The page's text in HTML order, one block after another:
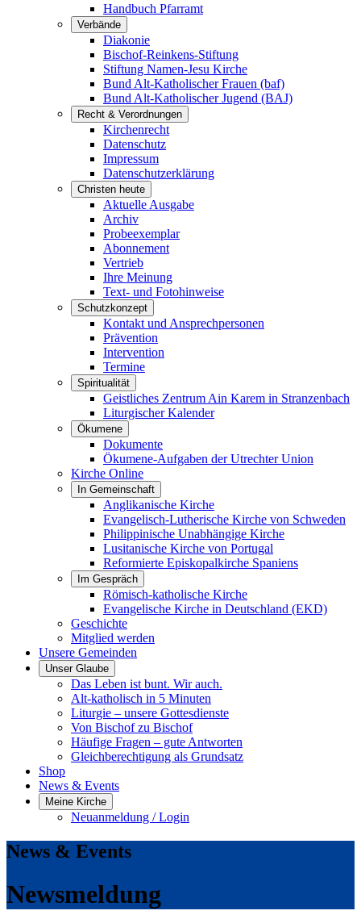
Handbuch Pfarramt
Verbände
Diakonie
Bischof-Reinkens-Stiftung
Stiftung Namen-Jesu Kirche
Bund Alt-Katholischer Frauen (baf)
Bund Alt-Katholischer Jugend (BAJ)
Recht & Verordnungen
Kirchenrecht
Datenschutz
Impressum
Datenschutzerklärung
Christen heute
Aktuelle Ausgabe
Archiv
Probeexemplar
Abonnement
Vertrieb
Ihre Meinung
Text- und Fotohinweise
Schutzkonzept
Kontakt und Ansprechpersonen
Prävention
Intervention
Termine
Spiritualität
Geistliches Zentrum Ain Karem in Stranzenbach
Liturgischer Kalender
Ökumene
Dokumente
Ökumene-Aufgaben der Utrechter Union
Kirche Online
In Gemeinschaft
Anglikanische Kirche
Evangelisch-Lutherische Kirche von Schweden
Philippinische Unabhängige Kirche
Lusitanische Kirche von Portugal
Reformierte Episkopalkirche Spaniens
Im Gespräch
Römisch-katholische Kirche
Evangelische Kirche in Deutschland (EKD)
Geschichte
Mitglied werden
Unsere Gemeinden
Unser Glaube
Das Leben ist bunt. Wir auch.
Alt-katholisch in 5 Minuten
Liturgie – unsere Gottesdienste
Von Bischof zu Bischof
Häufige Fragen – gute Antworten
Gleichberechtigung als Grundsatz
Shop
News & Events
Meine Kirche
Neuanmeldung / Login
News & Events
Newsmeldung